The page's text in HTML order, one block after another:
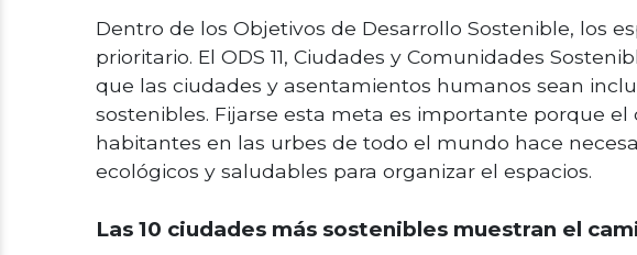
Dentro de los Objetivos de Desarrollo Sostenible, los
prioritario. El ODS 11, Ciudades y Comunidades
que las ciudades y asentamientos humanos sean
sostenibles. Fijarse esta meta es importante porque
habitantes en las urbes de todo el mundo hace
ecológicos y saludables para organizar el espacios.
Las 10 ciudades más sostenibles muestran el